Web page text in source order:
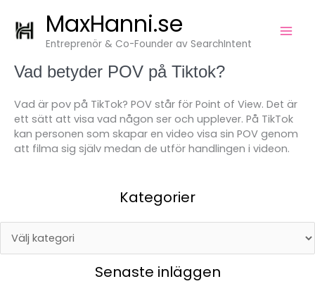
innehåll
MaxHanni.se
Entreprenör & Co-Founder av SearchIntent
Vad betyder POV på Tiktok?
Vad är pov på TikTok? POV står för Point of View. Det är
ett sätt att visa vad någon ser och upplever. På TikTok
kan personen som skapar en video visa sin POV genom
att filma sig själv medan de utför handlingen i videon.
Kategorier
Senaste inläggen